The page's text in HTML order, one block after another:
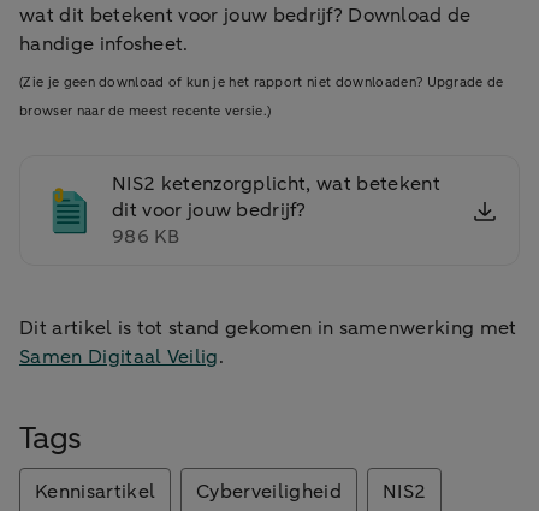
wat dit betekent voor jouw bedrijf? Download de
handige infosheet.
(Zie je geen download of kun je het rapport niet downloaden? Upgrade de
browser naar de meest recente versie.)
NIS2 ketenzorgplicht, wat betekent
dit voor jouw bedrijf?
986 KB
Dit artikel is tot stand gekomen in samenwerking met
Samen Digitaal Veilig.
Tags
Kennisartikel Cyberveiligheid NIS2